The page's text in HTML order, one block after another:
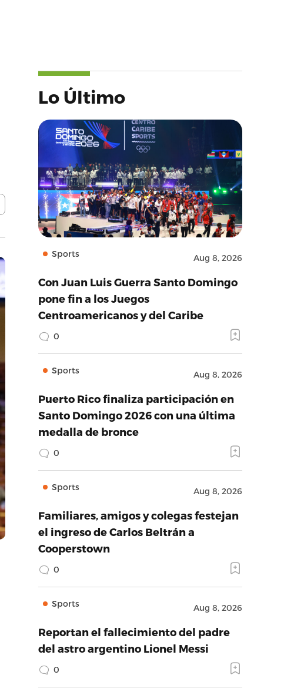
Lo Último
Sports Aug 8, 2026
Con Juan Luis Guerra Santo Domingo
pone fin a los Juegos
Centroamericanos y del Caribe
0
Sports Aug 8, 2026
Puerto Rico finaliza participación en
Santo Domingo 2026 con una última
medalla de bronce
0
Sports Aug 8, 2026
Familiares, amigos y colegas festejan
el ingreso de Carlos Beltrán a
Cooperstown
0
Sports Aug 8, 2026
Reportan el fallecimiento del padre
del astro argentino Lionel Messi
0